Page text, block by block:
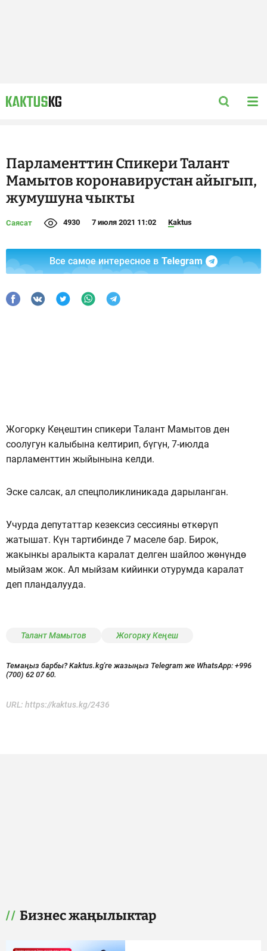
Парламенттин Спикери Талант
Мамытов коронавирустан айыгып,
жумушуна чыкты
Саясат 4930 7 июля 2021 11:02 Kaktus
Все самое интересное в Telegram
Жогорку Кеңештин спикери Талант Мамытов ден
соолугун калыбына келтирип, бүгүн, 7-июлда
парламенттин жыйынына келди.
Эске салсак, ал спецполиклиникада дарыланган.
Учурда депутаттар кезексиз сессияны өткөрүп
жатышат. Күн тартибинде 7 маселе бар. Бирок,
жакынкы аралыкта каралат делген шайлоо жөнүндө
мыйзам жок. Ал мыйзам кийинки отурумда каралат
деп пландалууда.
Талант Мамытов Жогорку Кеңеш
Темаңыз барбы? Kaktus.kg'ге жазыңыз Telegram же WhatsApp: +996
(700) 62 07 60.
URL: https://kaktus.kg/2436
Бизнес жаңылыктар